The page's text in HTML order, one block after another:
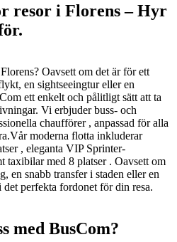
resor i Florens – Hyr
Oavsett om det är för ett
en sightseeingtur eller en
ett enkelt och pålitligt sätt att ta
Vi erbjuder buss- och
chaufförer , anpassad för alla
moderna flotta inkluderar
, eleganta VIP Sprinter-
taxibilar med 8 platser . Oavsett om
en snabb transfer i staden eller en
perfekta fordonet för din resa.
med BusCom?